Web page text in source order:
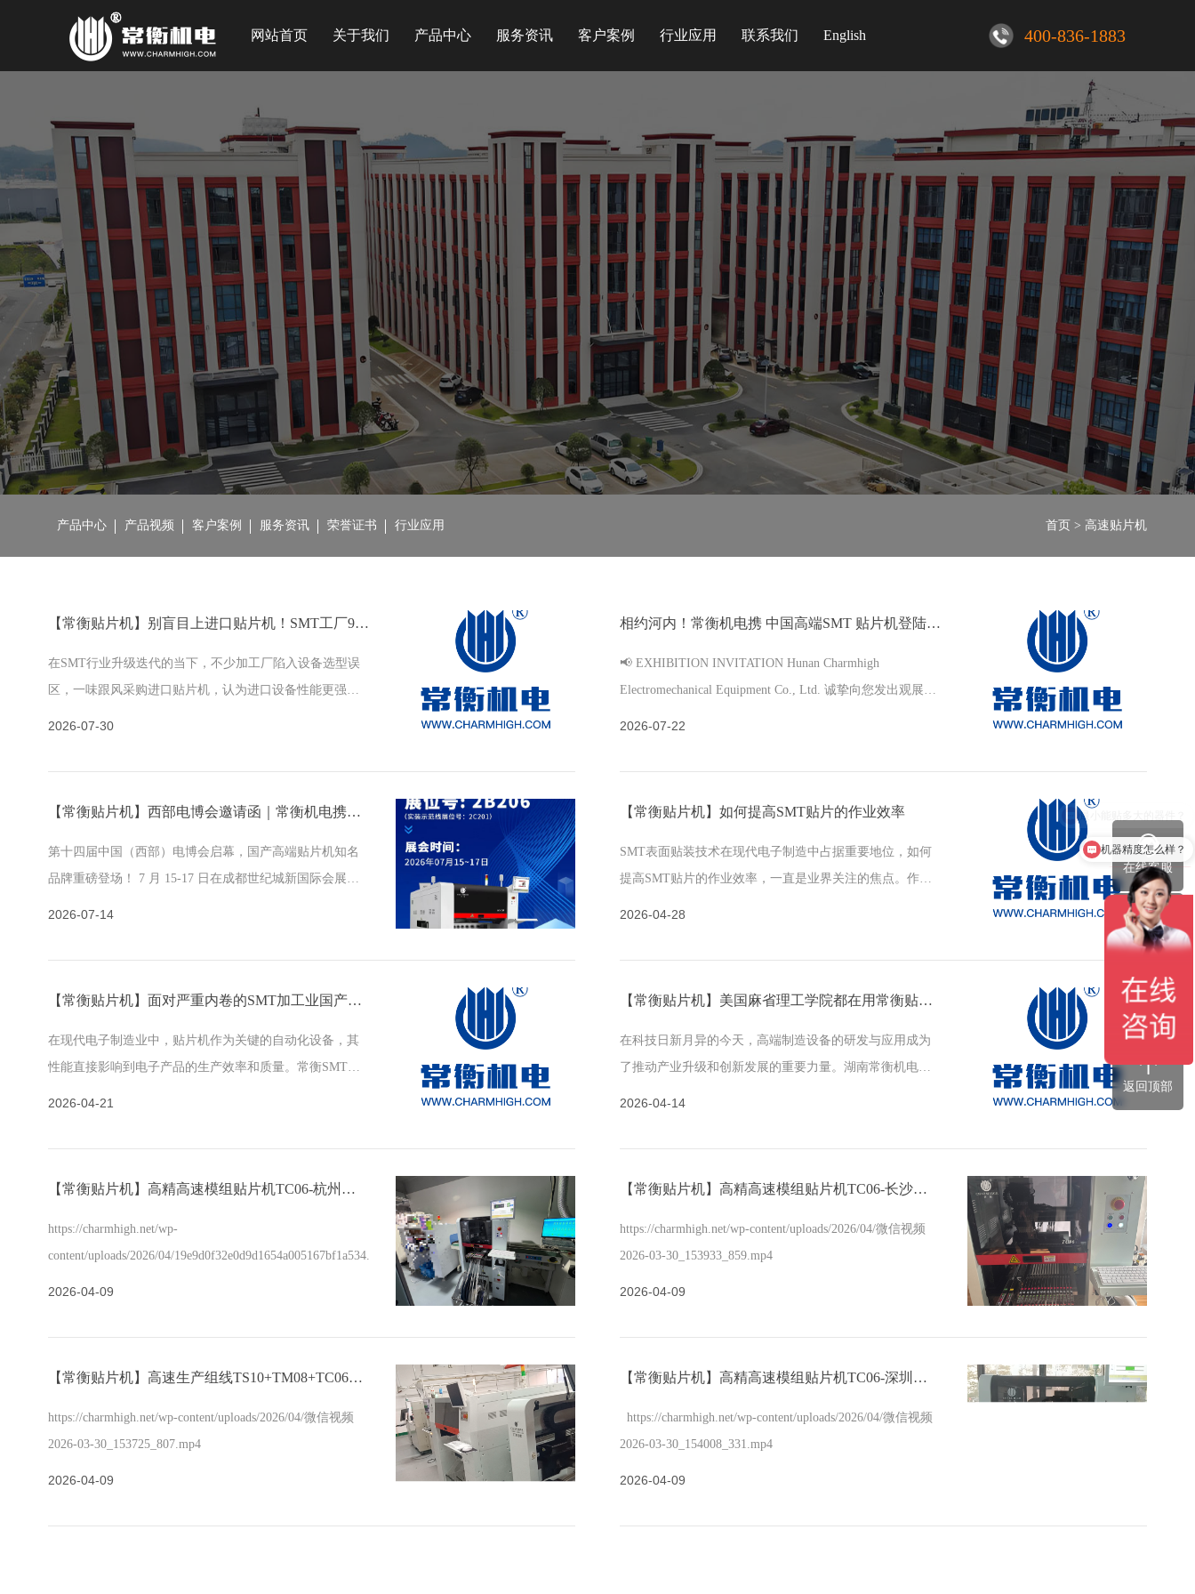
网站首页 关于我们 产品中心 服务资讯 客户案例 行业应用 联系我们 English 400-836-1883
产品中心 产品视频 客户案例 服务资讯 荣誉证书 行业应用 首页 > 高速贴片机
【常衡贴片机】别盲目上进口贴片机！SMT工厂90%订单国产高端机完全够用
在SMT行业升级迭代的当下，不少加工厂陷入设备选型误
区，一味跟风采购进口贴片机，认为进口设备性能更强、
2026-07-30
相约河内！常衡机电携 中国高端SMT 贴片机登陆 NEPCON VIETNAM，展位 C17 等候您
📢 EXHIBITION INVITATION Hunan Charmhigh
Electromechanical Equipment Co., Ltd. 诚挚向您发出观展邀
2026-07-22
【常衡贴片机】西部电博会邀请函｜常衡机电携高端国产 SMT 贴片机亮相成都，诚邀莅临 2B206 展位
第十四届中国（西部）电博会启幕，国产高端贴片机知名
品牌重磅登场！ 7 月 15-17 日在成都世纪城新国际会展中
2026-07-14
【常衡贴片机】如何提高SMT贴片的作业效率
SMT表面贴装技术在现代电子制造中占据重要地位，如何
提高SMT贴片的作业效率，一直是业界关注的焦点。作业
2026-04-28
【常衡贴片机】面对严重内卷的SMT加工业国产贴片机怎样弯道超车
在现代电子制造业中，贴片机作为关键的自动化设备，其
性能直接影响到电子产品的生产效率和质量。常衡SMT智
2026-04-21
【常衡贴片机】美国麻省理工学院都在用常衡贴片机做产品研发
在科技日新月异的今天，高端制造设备的研发与应用成为
了推动产业升级和创新发展的重要力量。湖南常衡机电，
2026-04-14
【常衡贴片机】高精高速模组贴片机TC06-杭州客户
https://charmhigh.net/wp-
content/uploads/2026/04/19e9d0f32e0d9d1654a005167bf1a534.mp4
2026-04-09
【常衡贴片机】高精高速模组贴片机TC06-长沙客户
https://charmhigh.net/wp-content/uploads/2026/04/微信视频
2026-03-30_153933_859.mp4
2026-04-09
【常衡贴片机】高速生产组线TS10+TM08+TC06—东莞客户
https://charmhigh.net/wp-content/uploads/2026/04/微信视频
2026-03-30_153725_807.mp4
2026-04-09
【常衡贴片机】高精高速模组贴片机TC06-深圳客户
https://charmhigh.net/wp-content/uploads/2026/04/微信视频
2026-03-30_154008_331.mp4
2026-04-09
在线客服
服务热线
微信咨询
返回顶部
机器精度怎么样？